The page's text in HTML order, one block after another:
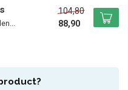
104,80
88,90